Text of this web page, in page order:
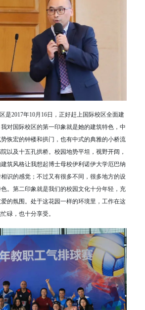
2017年10月16日，正好赶上国际校区全面建
对国际校区的第一印象就是她的建筑特色，中
恢宏的钟楼和拱门，也有中式的典雅的小桥流
以及十五孔拱桥。校园地势平坦，视野开阔，
筑风格让我想起博士母校伊利诺伊大学厄巴纳
识的感觉；不过又有很多不同，很多地方的设
。第二印象就是我们的校园文化十分年轻，充
的氛围。处于这花园一样的环境里，工作在这
碌，也十分享受。